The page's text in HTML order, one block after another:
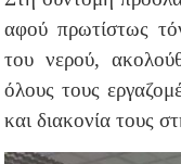
αφού πρωτίστως
του νερού,
όλους τους
και διακονία τους